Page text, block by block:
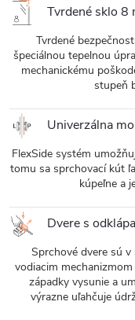
Tvrdené sklo 8
Tvrdené
špeciálnou tepelnou
mechanickému
stupeň
Univerzálna
FlexSide systém
tomu sa sprchovací kút
kúpeľne a
Dvere s
Sprchové dvere sú
vodiacim
západky vysunie a
výrazne uľahčuje